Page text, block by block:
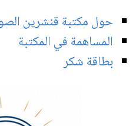
حول مكتبة قنشرين
المساهمة في المكتبة
بطاقة شكر